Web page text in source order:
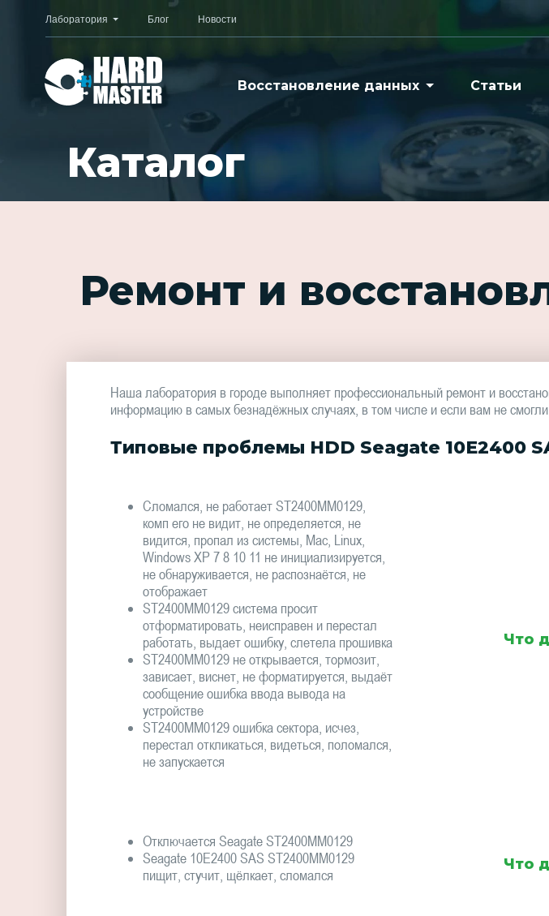
Восстановление данных Статьи
Лаборатория Блог Новости
Каталог
Ремонт и
Наша лаборатория в городе выполняет профессиональный ремонт и
информацию в самых безнадёжных случаях, в том числе и если вам не смогли
Типовые проблемы HDD Seagate 10E2400
Сломался, не работает ST2400MM0129,
комп его не видит, не определяется, не
видится, пропал из системы, Mac, Linux,
Windows XP 7 8 10 11 не инициализируется,
не обнаруживается, не распознаётся, не
отображает
ST2400MM0129 система просит
отформатировать, неисправен и перестал
работать, выдает ошибку, слетела прошивка
ST2400MM0129 не открывается, тормозит,
зависает, виснет, не форматируется, выдаёт
сообщение ошибка ввода вывода на
устройстве
ST2400MM0129 ошибка сектора, исчез,
перестал откликаться, видеться, поломался,
не запускается
Что
Отключается Seagate ST2400MM0129
Seagate 10E2400 SAS ST2400MM0129
пищит, стучит, щёлкает, сломался
Что